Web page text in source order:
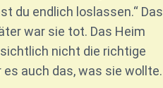
du endlich loslassen.“ Das
war sie tot. Das Heim
nicht die richtige
auch das, was sie wollte.